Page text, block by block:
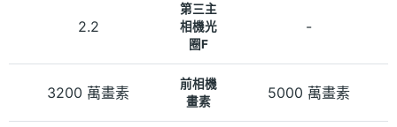
2.2
第三主
相機光
圈F
-
3200 萬畫素
前相機
畫素
5000 萬畫素